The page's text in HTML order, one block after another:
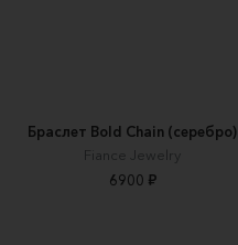
Браслет Bold Chain (серебро)
Fiance Jewelry
6900 ₽